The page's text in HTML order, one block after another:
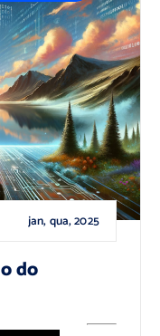
jan, qua, 2025
do